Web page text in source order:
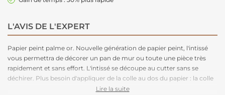
L'AVIS DE L'EXPERT
Papier peint palme or. Nouvelle génération de papier peint, l'intissé
vous permettra de décorer un pan de mur ou toute une pièce très
rapidement et sans effort. L'intissé se découpe au cutter sans se
déchirer. Plus besoin d'appliquer de la colle au dos du papier : la colle
est à appliquer uniquement sur le mur, au rouleau et au pinceau pour
Lire la suite